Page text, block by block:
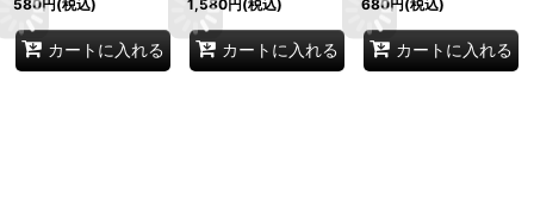
580円(税込)
カートに入れる
1,580円(税込)
カートに入れる
680円(税込)
カートに入れる